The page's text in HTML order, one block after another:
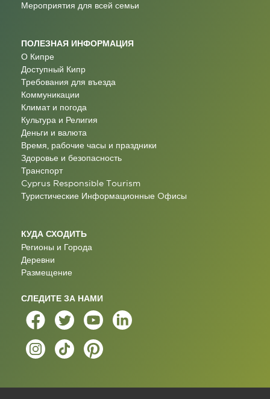
Мероприятия для всей семьи
ПОЛЕЗНАЯ ИНФОРМАЦИЯ
О Кипре
Доступный Кипр
Требования для въезда
Коммуникации
Климат и погода
Культура и Религия
Деньги и валюта
Время, рабочие часы и праздники
Здоровье и безопасность
Транспорт
Cyprus Responsible Tourism
Туристические Информационные Oфисы
КУДА СХОДИТЬ
Регионы и Города
Деревни
Размещение
СЛЕДИТЕ ЗА НАМИ